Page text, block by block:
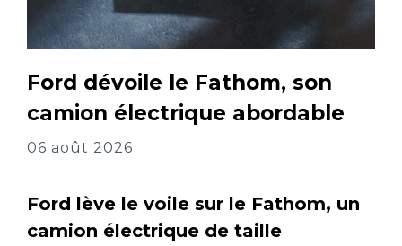
Ford dévoile le Fathom, son
camion électrique abordable
06 août 2026
Ford lève le voile sur le Fathom, un
camion électrique de taille